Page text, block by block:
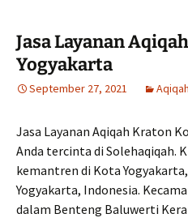
Jasa Layanan
Yogyakarta
September 27, 2021
Jasa Layanan Aqiqah Kraton
Anda tercinta di Solehaqiqah.
kemantren di Kota
Yogyakarta, Indonesia.
dalam Benteng Baluwerti